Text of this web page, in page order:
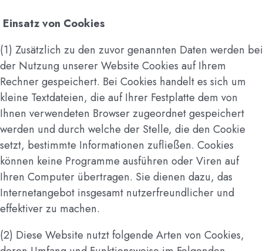
Einsatz von Cookies
(1) Zusätzlich zu den zuvor genannten Daten werden bei
der Nutzung unserer Website Cookies auf Ihrem
Rechner gespeichert. Bei Cookies handelt es sich um
kleine Textdateien, die auf Ihrer Festplatte dem von
Ihnen verwendeten Browser zugeordnet gespeichert
werden und durch welche der Stelle, die den Cookie
setzt, bestimmte Informationen zufließen. Cookies
können keine Programme ausführen oder Viren auf
Ihren Computer übertragen. Sie dienen dazu, das
Internetangebot insgesamt nutzerfreundlicher und
effektiver zu machen.
(2) Diese Website nutzt folgende Arten von Cookies,